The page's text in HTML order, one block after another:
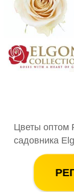
Цветы оптом
садовника